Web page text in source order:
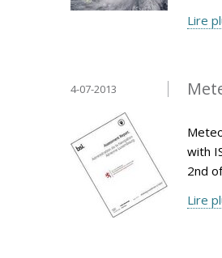
Lire
4-07-2013
with
2nd
Lire